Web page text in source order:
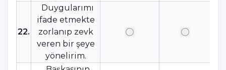
22.
Duygularımı
ifade etmekte
zorlanıp zevk
veren bir şeye
yönelirim.